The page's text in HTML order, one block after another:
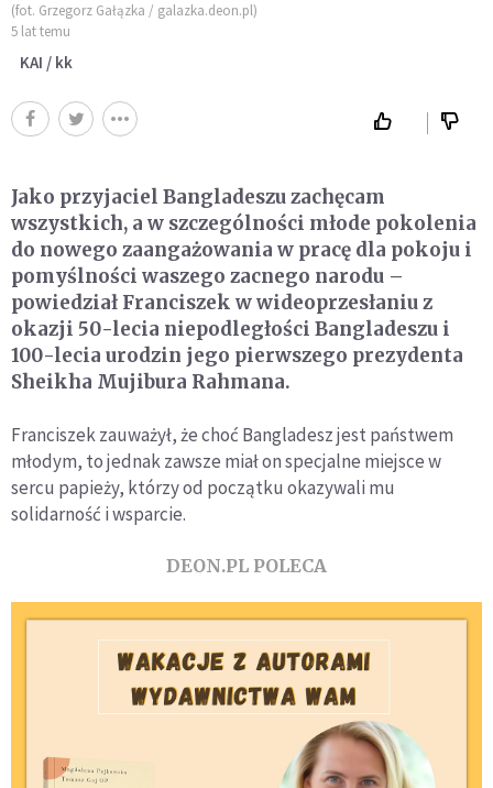
(fot. Grzegorz Gałązka / galazka.deon.pl)
5 lat temu
KAI / kk
Jako przyjaciel Bangladeszu zachęcam
wszystkich, a w szczególności młode pokolenia
do nowego zaangażowania w pracę dla pokoju i
pomyślności waszego zacnego narodu –
powiedział Franciszek w wideoprzesłaniu z
okazji 50-lecia niepodległości Bangladeszu i
100-lecia urodzin jego pierwszego prezydenta
Sheikha Mujibura Rahmana.
Franciszek zauważył, że choć Bangladesz jest państwem
młodym, to jednak zawsze miał on specjalne miejsce w
sercu papieży, którzy od początku okazywali mu
solidarność i wsparcie.
DEON.PL POLECA